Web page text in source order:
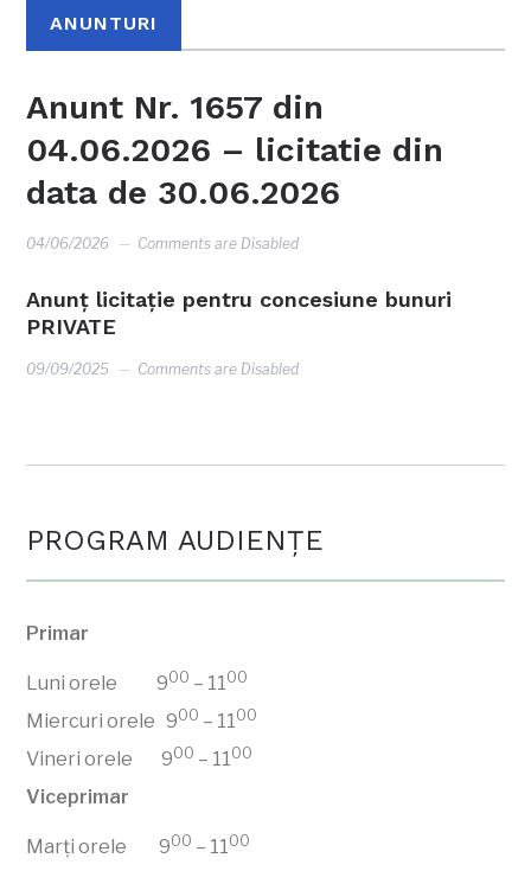
ANUNTURI
Anunt Nr. 1657 din
04.06.2026 – licitatie din
data de 30.06.2026
04/06/2026 Comments are Disabled
Anunţ licitaţie pentru concesiune bunuri
PRIVATE
09/09/2025 Comments are Disabled
PROGRAM AUDIENŢE
Primar
Luni orele 900 – 11 00
Miercuri orele 900 – 11 00
Vineri orele 900 – 11 00
Viceprimar
Marți orele 900 – 11 00